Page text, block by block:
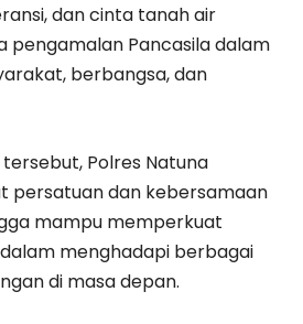
dan cinta tanah air
pengamalan Pancasila dalam
berbangsa, dan
Polres Natuna
persatuan dan kebersamaan
mampu memperkuat
menghadapi berbagai
di masa depan.